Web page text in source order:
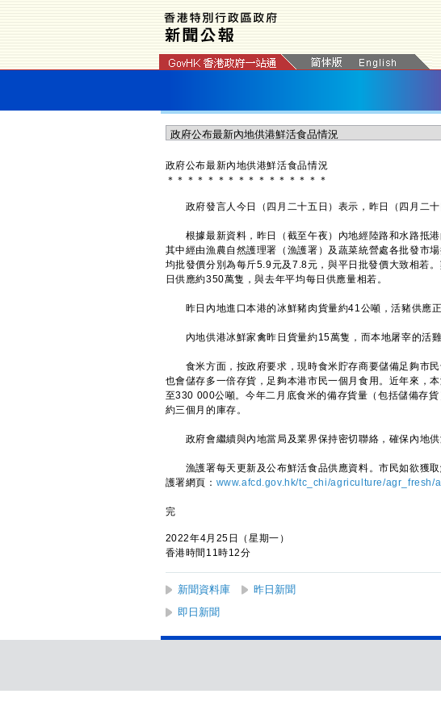
政府公布最新內地供港鮮活食品情況
＊ ＊ ＊ ＊ ＊ ＊ ＊ ＊ ＊ ＊ ＊ ＊ ＊ ＊ ＊ ＊
政府發言人今日（四月二十五日）表示，昨日（四月二十
根據最新資料，昨日（截至午夜）內地經陸路和水路抵港
其中經由漁農自然護理署（漁護署）及蔬菜統營處各批發市
均批發價分別為每斤5.9元及7.8元，與平日批發價大致相若
日供應約350萬隻，與去年平均每日供應量相若。
昨日內地進口本港的冰鮮豬肉貨量約41公噸，活豬供應正
內地供港冰鮮家禽昨日貨量約15萬隻，而本地屠宰的活雞
食米方面，按政府要求，現時食米貯存商要儲備足夠市民
也會儲存多一倍存貨，足夠本港市民一個月食用。近年來，
至330 000公噸。今年二月底食米的備存貨量（包括儲備存
約三個月的庫存。
政府會繼續與內地當局及業界保持密切聯絡，確保內地供
漁護署每天更新及公布鮮活食品供應資料。市民如欲獲取
護署網頁： www.afcd.gov.hk/tc_chi/agriculture/agr_fresh/
完
2022年4月25日（星期一）
香港時間11時12分
新聞資料庫 昨日新聞
即日新聞